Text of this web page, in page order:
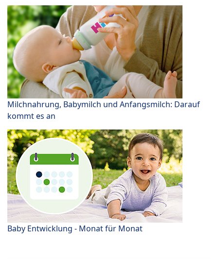
Milchnahrung, Babymilch und Anfangsmilch: Darauf
kommt es an
Baby Entwicklung - Monat für Monat